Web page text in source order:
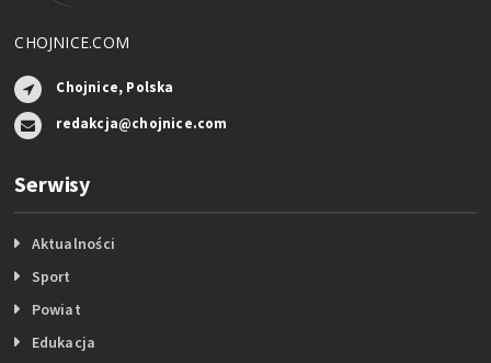
CHOJNICE.COM
Chojnice, Polska
redakcja@chojnice.com
Serwisy
Aktualności
Sport
Powiat
Edukacja